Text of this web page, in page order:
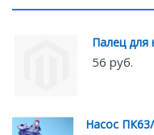
Палец для
56 руб.
Насос